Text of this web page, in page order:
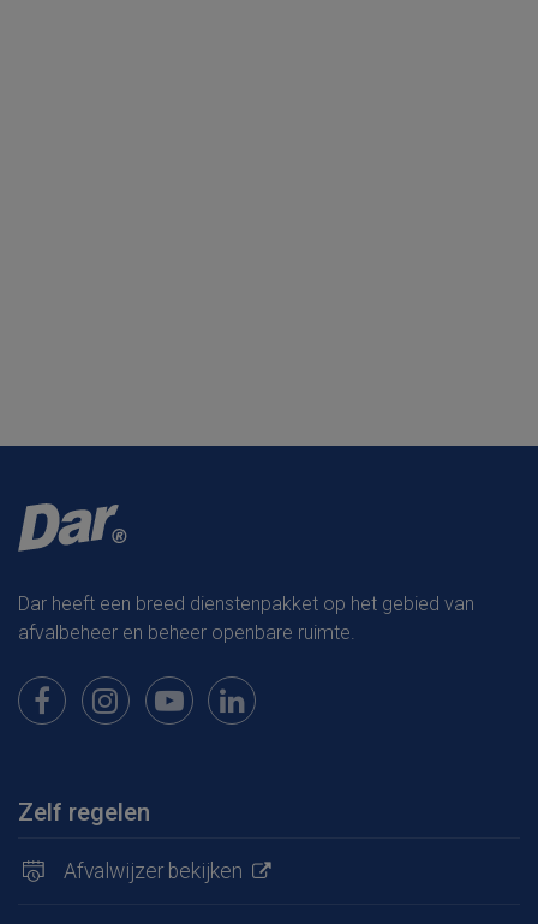
Dar heeft een breed dienstenpakket op het gebied van
afvalbeheer en beheer openbare ruimte.
Bekijk onze pagina op Facebook
Bekijk onze pagina op Instagram
Bekijk onze pagina op Youtube
Bekijk onze pagina op LinkedIn
Zelf regelen
Afvalwijzer bekijken